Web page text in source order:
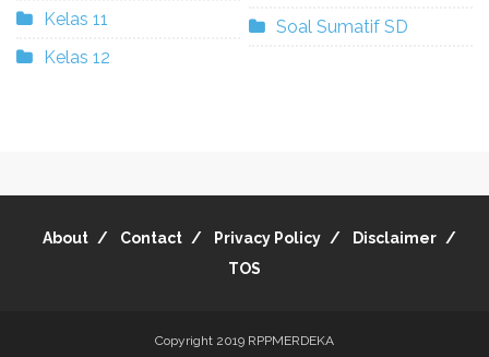
Kelas 11
Kelas 12
Soal Sumatif SD
About Contact Privacy Policy
Disclaimer
TOS
Copyright 2019 RPPMERDEKA